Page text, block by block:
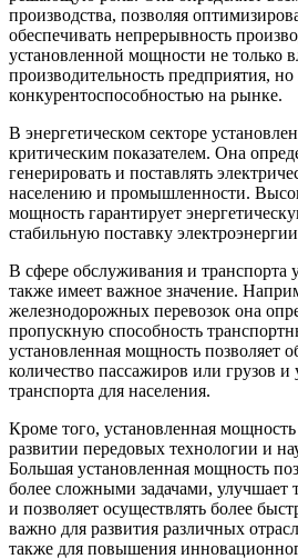
производства, позволяя
обеспечивать непрерывность
установленной мощности не только
производительность предприятия,
конкурентоспособностью на рынке.
В энергетическом секторе
критическим показателем. Она
генерировать и поставлять
населению и промышленности.
мощность гарантирует
стабильную поставку
В сфере обслуживания и транспорта
также имеет важное значение.
железнодорожных перевозок она
пропускную способность
установленная мощность позволяет
количество пассажиров или грузов и
транспорта для населения.
Кроме того, установленная
развитии передовых технологии и
Большая установленная мощность
более сложными задачами, улучшает
и позволяет осуществлять более
важно для развития различных
также для повышения